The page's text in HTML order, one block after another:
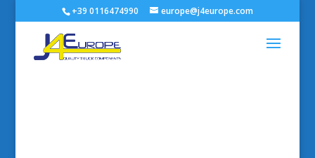
+39 0116474990 europe@j4europe.com